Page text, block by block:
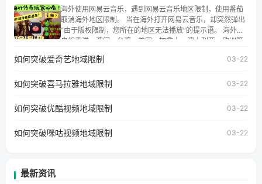
朋友们，使用番茄回国加速器，即可解决「海外用户收听腾
讯视频地区版权限制」的问题，无论人在香港、澳门、台
湾、美国、加拿大、澳大利亚、欧洲等国家和地区工作、留
学、定居等，都可以使用，不再因地区和版权限制所困扰。
海外使用网易云音乐，遇到网易云音乐地区限制，使用番茄
取消海外地区限制。 当在海外打开网易云音乐，却突然弹出
“由于版权限制，您所在的地区无法播放”的提示语。 海外用
户如香港、澳门、台湾、美国、加拿大、澳大利亚、欧洲等
地区及版权限制问题，且仅能在中国大陆地区播放。 遇到这
户收听网易云音乐地区版权限制」的问题，无论人在香港、
工作、留学、定居等，都可以使用，不再因地区和版权限制
所困扰。
如何突破爱奇艺地域限制 03-22
如何突破喜马拉雅地域限制 03-22
如何突破优酷视频地域限制 03-22
如何突破咪咕视频地域限制 03-22
最新资讯